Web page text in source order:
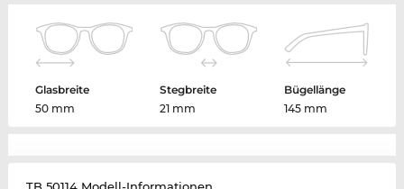
Glasbreite
50 mm
Stegbreite
21 mm
Bügellänge
145 mm